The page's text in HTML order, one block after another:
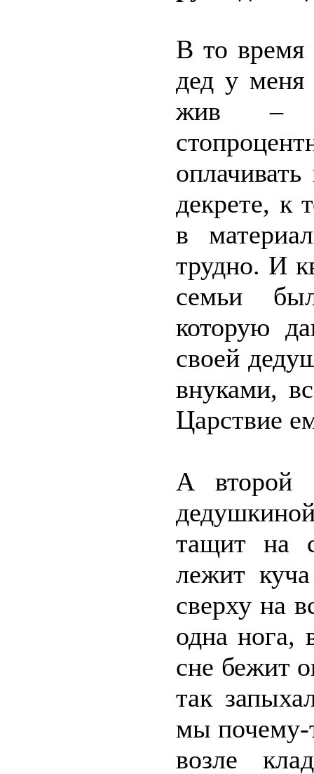
В то время
дед у
жив –
декрете, к
в
трудно. И
семьи
которую
своей
внуками,
Царствие
А второй
тащит на
лежит
сверху на
одна нога,
сне бежит
так
мы почему-
возле